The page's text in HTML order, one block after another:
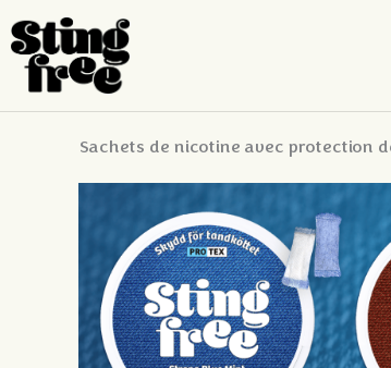
Sachets de nicotine avec protection